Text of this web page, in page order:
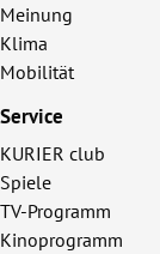
Meinung
Klima
Mobilität
Service
KURIER club
Spiele
TV-Programm
Kinoprogramm